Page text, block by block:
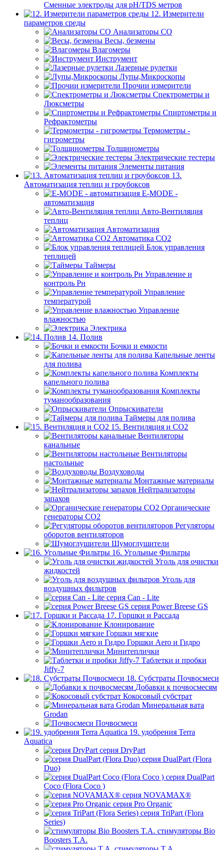
Сменные электроды для pH/TDS метров
12. Измерители
параметров среды
Анализаторы CO
Весы, безмены
Влагомеры
Инструмент
Лазерные рулетки
Лупы,Микроскопы
Прочии измерители
Спектрометры и
Люксметры
Спиртометры и
Рефрактометры
Термометры -
гигрометры
Толщинометры
Электрические тестеры
Элементы питания
13.
Автоматизация теплиц и гроубоксов
E-MODE -
автоматизация
Авто-Вентиляция
теплиц
Автоматизация
Автоматика СО2
Блок управления
теплицей
Таймеры
Управление и
контроль Рн
Управление
температурой
Управление
влажностью
Электрика
14. Полив
Бочки и емкости
Капельные ленты
для полива
Комплекты
капельного полива
Комплекты
туманообразования
Опрыскиватели
Таймеры для полива
15. Вентиляция и CO2
Вентиляторы
канальные
Вентиляторы
настольные
Воздуховоды
Монтажные материалы
Нейтрализаторы
запахов
Органические
генераторы СО2
Регуляторы
оборотов вентиляторов
Шумоглушители
16. Угольные Фильтры
Уголь для очистки
жидкостей
Уголь для
воздушных фильтров
серия Can - Lite
серия Power Breese GS
17. Горшки и Рассада
Клонирование
Горшки мягкие
Горшки Aero и Гидро
Минитеплички
Таблетки и пробки
Jiffy-7
18. Субстраты Почвосмеси
Добавки к почвосмесям
Кокосовый субстрат
Минеральная вата
Grodan
Почвосмеси
19. удобрения Terra
Aquatica
серия DryPart
серия DualPart (Flora
Duo)
серия DualPart
Coco (Flora Coco )
серия NOVAMAX®
серия Pro Organic
серия TriPart (Flora
Series)
стимуляторы Bio
Boosters T.A.